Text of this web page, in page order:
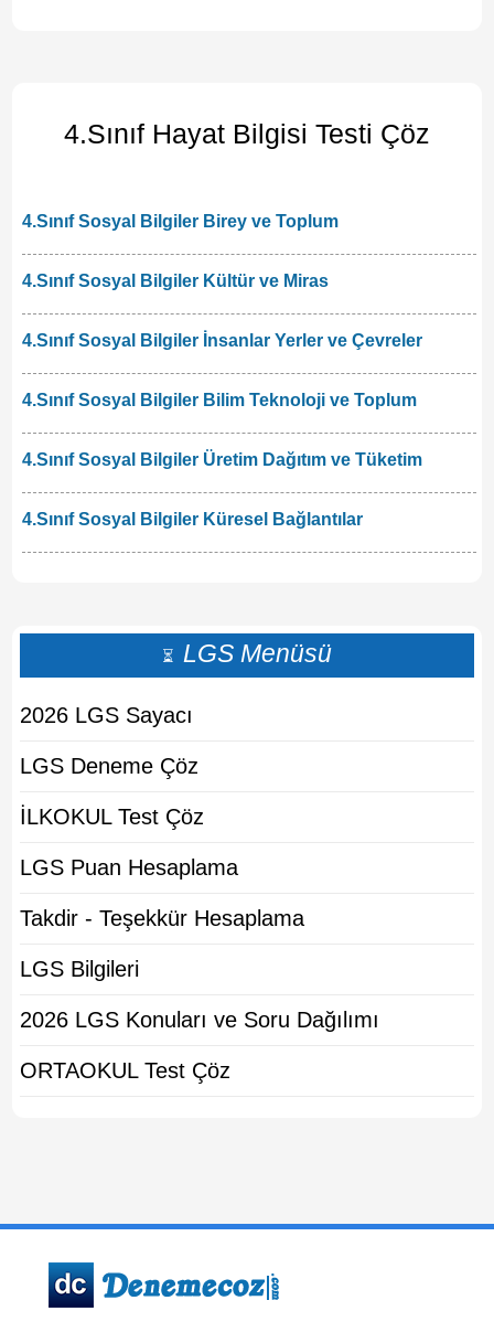
4.Sınıf Hayat Bilgisi Testi Çöz
4.Sınıf Sosyal Bilgiler Birey ve Toplum
4.Sınıf Sosyal Bilgiler Kültür ve Miras
4.Sınıf Sosyal Bilgiler İnsanlar Yerler ve Çevreler
4.Sınıf Sosyal Bilgiler Bilim Teknoloji ve Toplum
4.Sınıf Sosyal Bilgiler Üretim Dağıtım ve Tüketim
4.Sınıf Sosyal Bilgiler Küresel Bağlantılar
⏳ LGS Menüsü
2026 LGS Sayacı
LGS Deneme Çöz
İLKOKUL Test Çöz
LGS Puan Hesaplama
Takdir - Teşekkür Hesaplama
LGS Bilgileri
2026 LGS Konuları ve Soru Dağılımı
ORTAOKUL Test Çöz